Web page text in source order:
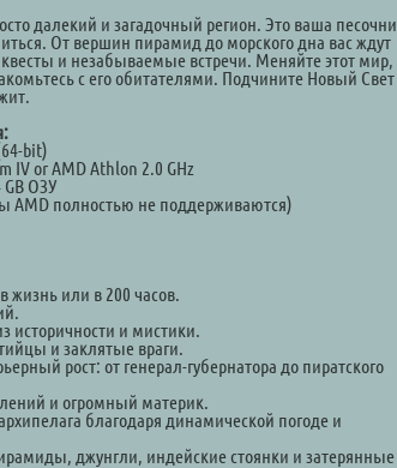
далекий и загадочный регион. Это ваша
От вершин пирамид до морского дна вас ждут
и незабываемые встречи. Меняйте этот мир,
с его обитателями. Подчините Новый Свет
bit)
IV or AMD Athlon 2.0 GHz
ОЗУ
AMD полностью не поддерживаются)
или в 200 часов.
историчности и мистики.
и заклятые враги.
рост: от генерал-губернатора до пиратского
и огромный материк.
благодаря динамической погоде и
джунгли, индейские стоянки и затерянные